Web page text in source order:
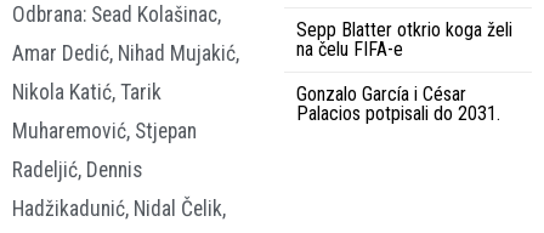
Odbrana: Sead Kolašinac,
Amar Dedić, Nihad Mujakić,
Nikola Katić, Tarik
Muharemović, Stjepan
Radeljić, Dennis
Hadžikadunić, Nidal Čelik,
Sepp Blatter otkrio koga želi
na čelu FIFA-e
Gonzalo García i César
Palacios potpisali do 2031.